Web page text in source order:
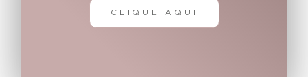
CLIQUE AQUI